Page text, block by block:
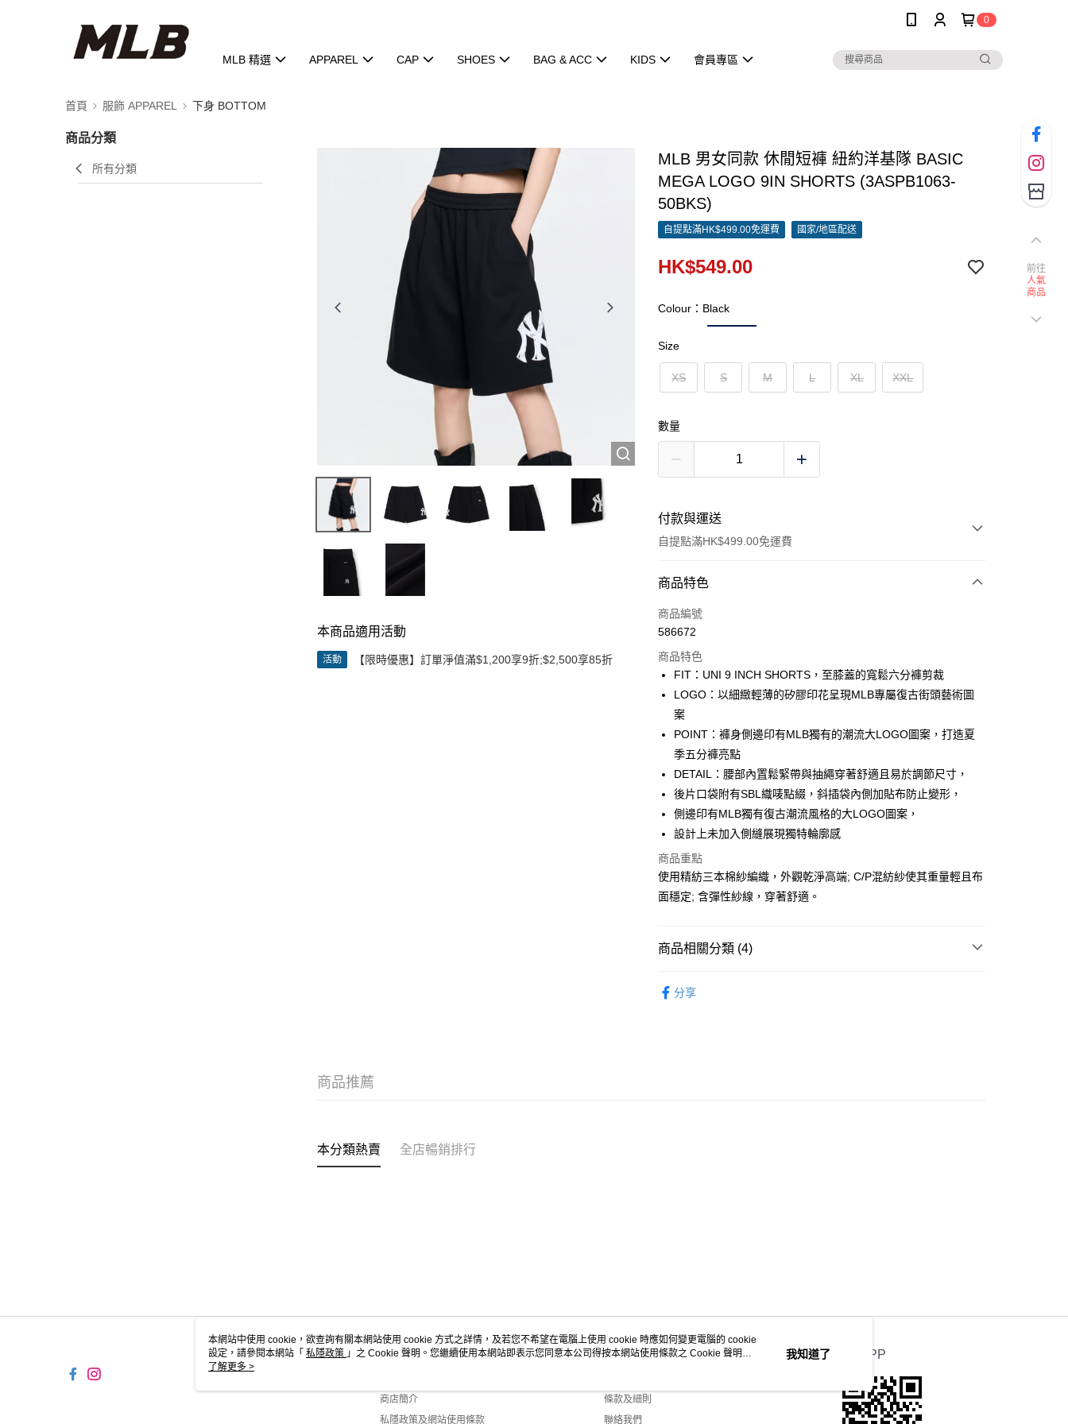
0
MLB 精選 APPAREL CAP SHOES BAG & ACC KIDS 會員專區
首頁 服飾 APPAREL 下身 BOTTOM
商品分類
所有分類
本商品適用活動
活動 【限時優惠】訂單淨值滿$1,200享9折;$2,500享85折
MLB 男女同款 休閒短褲 紐約洋基隊 BASIC
MEGA LOGO 9IN SHORTS (3ASPB1063-
50BKS)
自提點滿HK$499.00免運費 國家/地區配送
HK$549.00
Colour：Black
Size
XS S M L XL XXL
數量
付款與運送
自提點滿HK$499.00免運費
付款方式
信用卡
Google Pay
AlipayHK
WeChat Pay
送貨方式
付款後順豐站及營業點
每筆HK$50.00，滿HK$499.00或以上免運費
付款後順豐合作便利店
每筆HK$50.00，滿HK$499.00或以上免運費
商品特色
商品編號
586672
商品特色
FIT：UNI 9 INCH SHORTS，至膝蓋的寬鬆六分褲剪裁
LOGO：以細緻輕薄的矽膠印花呈現MLB專屬復古街頭藝術圖
案
POINT：褲身側邊印有MLB獨有的潮流大LOGO圖案，打造夏
季五分褲亮點
DETAIL：腰部內置鬆緊帶與抽繩穿著舒適且易於調節尺寸，
後片口袋附有SBL織唛點綴，斜插袋內側加貼布防止變形，
側邊印有MLB獨有復古潮流風格的大LOGO圖案，
設計上未加入側縫展現獨特輪廓感
商品重點
使用精紡三本棉紗編織，外觀乾淨高端; C/P混紡紗使其重量輕且布
面穩定; 含彈性紗線，穿著舒適。
商品相關分類 (4)
分享
商品推薦
本分類熱賣 全店暢銷排行
關於我們
商店簡介
私隱政策及網站使用條款
客戶服務
條款及細則
聯絡我們
官方APP
前往
人氣
商品
本網站中使用 cookie，欲查詢有關本網站使用 cookie 方式之詳情，及若您不希望在電腦上使用 cookie 時應如何變更電腦的 cookie
設定，請參閱本網站「 私隱政策 」之 Cookie 聲明。您繼續使用本網站即表示您同意本公司得按本網站使用條款之 Cookie 聲明使
用 cookie。
了解更多 >
我知道了